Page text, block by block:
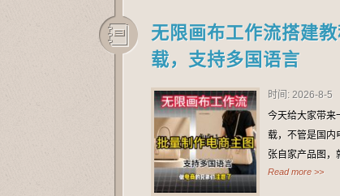
无限画布工作流搭建
载，支持多国语言
时间: 2026-8-5
今天给大家带
载，不管是国内
张自家产品图
Read more >>